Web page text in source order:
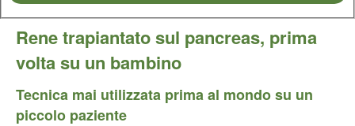
Rene trapiantato sul pancreas, prima
volta su un bambino
Tecnica mai utilizzata prima al mondo su un
piccolo paziente